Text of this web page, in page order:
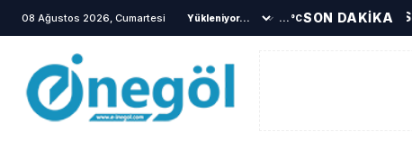
08 Ağustos 2026, Cumartesi ...°CSON DAKİKA